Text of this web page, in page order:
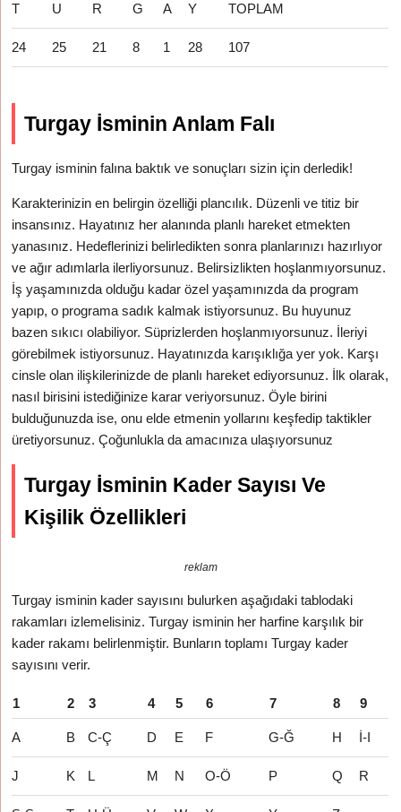
T U R G A Y TOPLAM
24 25 21 8 1 28 107
Turgay İsminin Anlam Falı
Turgay isminin falına baktık ve sonuçları sizin için derledik!
Karakterinizin en belirgin özelliği plancılık. Düzenli ve titiz bir
insansınız. Hayatınız her alanında planlı hareket etmekten
yanasınız. Hedeflerinizi belirledikten sonra planlarınızı hazırlıyor
ve ağır adımlarla ilerliyorsunuz. Belirsizlikten hoşlanmıyorsunuz.
İş yaşamınızda olduğu kadar özel yaşamınızda da program
yapıp, o programa sadık kalmak istiyorsunuz. Bu huyunuz
bazen sıkıcı olabiliyor. Süprizlerden hoşlanmıyorsunuz. İleriyi
görebilmek istiyorsunuz. Hayatınızda karışıklığa yer yok. Karşı
cinsle olan ilişkilerinizde de planlı hareket ediyorsunuz. İlk olarak,
nasıl birisini istediğinize karar veriyorsunuz. Öyle birini
bulduğunuzda ise, onu elde etmenin yollarını keşfedip taktikler
üretiyorsunuz. Çoğunlukla da amacınıza ulaşıyorsunuz
Turgay İsminin Kader Sayısı Ve
Kişilik Özellikleri
reklam
Turgay isminin kader sayısını bulurken aşağıdaki tablodaki
rakamları izlemelisiniz. Turgay isminin her harfine karşılık bir
kader rakamı belirlenmiştir. Bunların toplamı Turgay kader
sayısını verir.
1 2 3 4 5 6 7 8 9
A B C-Ç D E F G-Ğ H İ-I
J K L M N O-Ö P Q R